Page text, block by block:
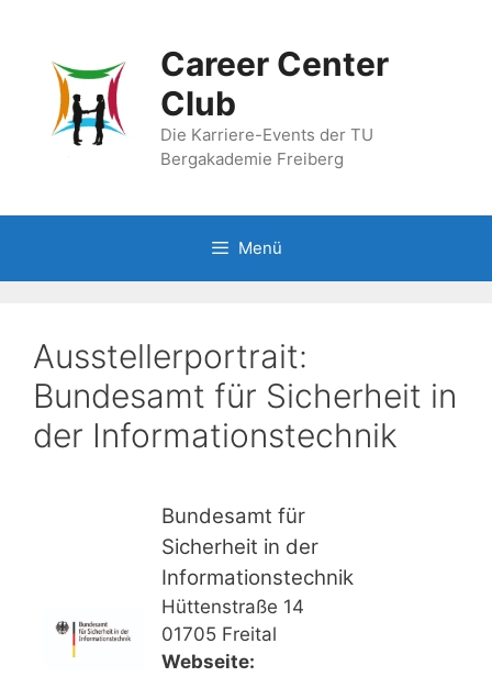
springen
Career Center
Club
Die Karriere-Events der TU
Bergakademie Freiberg
Menü
Ausstellerportrait:
Bundesamt für Sicherheit in
der Informationstechnik
Bundesamt für
Sicherheit in der
Informationstechnik
Hüttenstraße 14
01705 Freital
Webseite: